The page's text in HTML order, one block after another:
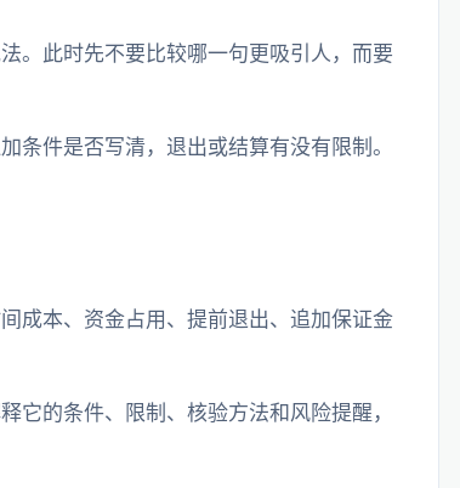
。此时先不要比较哪一句更吸引人，而要
条件是否写清，退出或结算有没有限制。
成本、资金占用、提前退出、追加保证金
它的条件、限制、核验方法和风险提醒，